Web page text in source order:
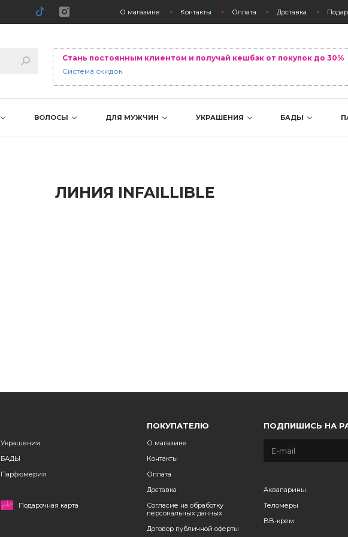
О магазине Контакты Оплата Доставка
Стань постоянным клиентом и получай кешбэк от покупок до 30%
Система скидок
ВОЛОСЫ ДЛЯ МУЖЧИН УКРАШЕНИЯ БАДЫ
ЛИНИЯ INFAILLIBLE
Украшения
БАДЫ
Парфюмерия
Подарочная карта
ПОКУПАТЕЛЮ
О магазине
Контакты
Оплата
Доставка
Согласие на обработку
персональных данных
Договор публичной оферты
ПОДПИШИСЬ НА
Аквапарины
Теломеры
BB-крем